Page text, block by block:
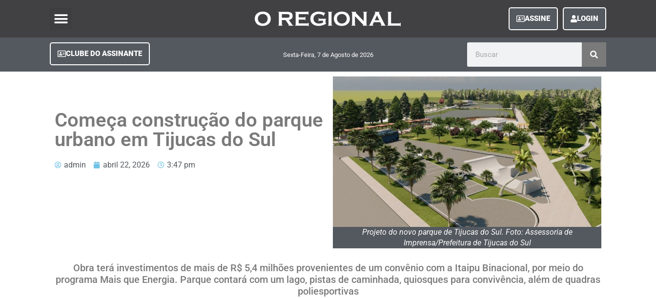
ASSINE LOGIN
CLUBE DO ASSINANTE Sexta-Feira, 7de Agostode 2026
Começa construção do parque
urbano em Tijucas do Sul
admin abril 22, 2026 3:47 pm
Projeto do novo parque de Tijucas do Sul. Foto: Assessoria de
Imprensa/Prefeitura de Tijucas do Sul
Obra terá investimentos de mais de R$ 5,4 milhões provenientes de um convênio com a Itaipu Binacional, por meio do
programa Mais que Energia. Parque contará com um lago, pistas de caminhada, quiosques para convivência, além de quadras
poliesportivas